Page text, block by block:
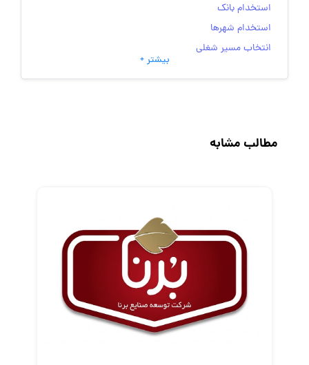
استخدام بانک
استخدام شهرها
انتخاب مسیر شغلی
به‌روزرسانی‌های سایت (کارجویی)
رزومه
گزارش‌های آماری
معرفی متخصصان منابع انسانی
بیشتر +
مطالب مشابه